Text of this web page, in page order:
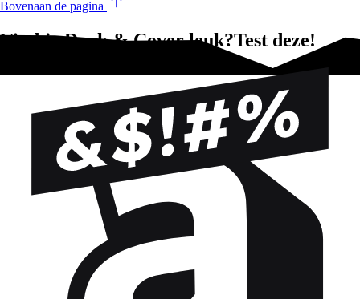
Bovenaan de pagina
Vind je Duck & Cover leuk?Test deze!